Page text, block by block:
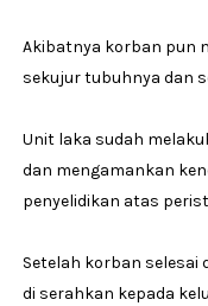
Akibatnya korban pun
sekujur tubuhnya dan
Unit laka sudah
dan mengamankan
penyelidikan atas
Setelah korban selesai
di serahkan kepada